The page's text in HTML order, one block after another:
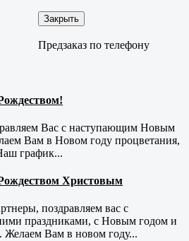
Закрыть
Предзаказ по телефону
Вас с наступающим Новым
Вам в Новом году процветания,
график...
Христовым
поздравляем вас с
праздниками, с Новым годом и
Вам в новом году...